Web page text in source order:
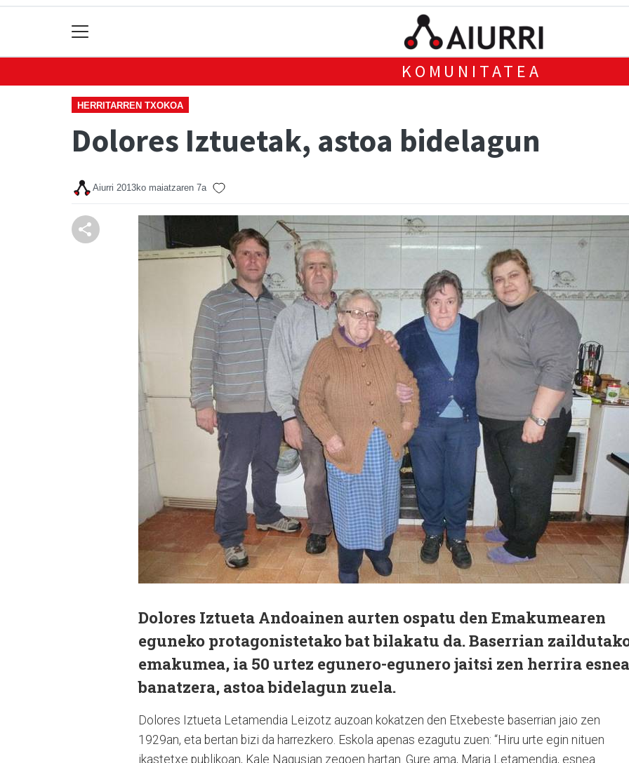
KOMUNITATEA
HERRITARREN TXOKOA
Dolores Iztuetak, astoa bidelagun
Aiurri 2013ko maiatzaren 7a
Dolores Iztueta Andoainen aurten ospatu den Emakumearen
eguneko protagonistetako bat bilakatu da. Baserrian
emakumea, ia 50 urtez egunero-egunero jaitsi zen herrira esnea
banatzera, astoa bidelagun zuela.
Dolores Iztueta Letamendia Leizotz auzoan kokatzen den Etxebeste baserrian jaio zen
1929an, eta bertan bizi da harrezkero. Eskola apenas ezagutu zuen: “Hiru urte egin nituen
ikastetxe publikoan, Kale Nagusian zegoen hartan. Gure ama, Maria Letamendia, esnea